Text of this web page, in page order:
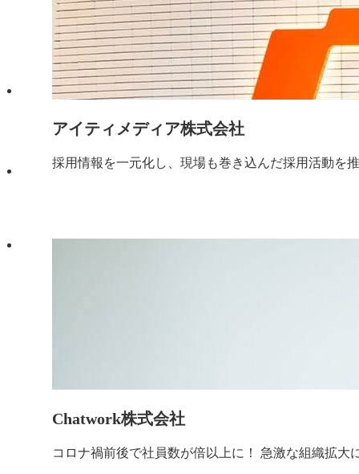
アイティメディア株式会社
採用情報を一元化し、現場も巻き込んだ採用活動を
Chatwork株式会社
コロナ禍前後で社員数が倍以上に！ 急激な組織拡